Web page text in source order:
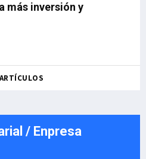
más inversión y
/ Enpresa